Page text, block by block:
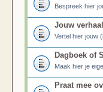
Bespreek hier
Jouw verhaal
Vertel hier jouw
Dagboek of
Maak hier je
Praat mee